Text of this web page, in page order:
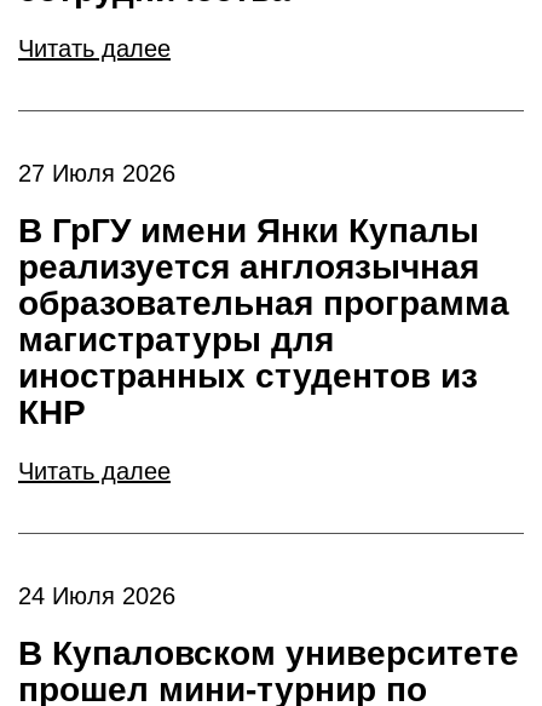
Читать далее
27 Июля 2026
В ГрГУ имени Янки Купалы
реализуется англоязычная
образовательная программа
магистратуры для
иностранных студентов из
КНР
Читать далее
24 Июля 2026
В Купаловском университете
прошел мини-турнир по